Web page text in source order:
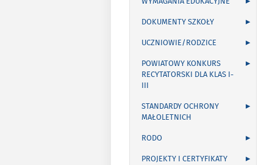
DOKUMENTY SZKOŁY
UCZNIOWIE/RODZICE
POWIATOWY KONKURS
RECYTATORSKI DLA KLAS I-
III
STANDARDY OCHRONY
MAŁOLETNICH
RODO
PROJEKTY I CERTYFIKATY